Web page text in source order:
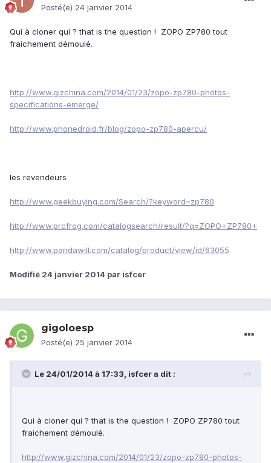
Posté(e) 24 janvier 2014
Qui à cloner qui ? that is the question ! ZOPO ZP780 tout
fraichement démoulé.
http://www.gizchina.com/2014/01/23/zopo-zp780-photos-
specifications-emerge/
http://www.phonedroid.fr/blog/zopo-zp780-apercu/
les revendeurs
http://www.geekbuying.com/Search/?keyword=zp780
http://www.prcfrog.com/catalogsearch/result/?q=ZOPO+ZP780+
http://www.pandawill.com/catalog/product/view/id/63055
Modifié 24 janvier 2014 par isfcer
gigoloesp
Posté(e) 25 janvier 2014
Le 24/01/2014 à 17:33, isfcer a dit :
Qui à cloner qui ? that is the question ! ZOPO ZP780 tout
fraichement démoulé.
http://www.gizchina.com/2014/01/23/zopo-zp780-photos-